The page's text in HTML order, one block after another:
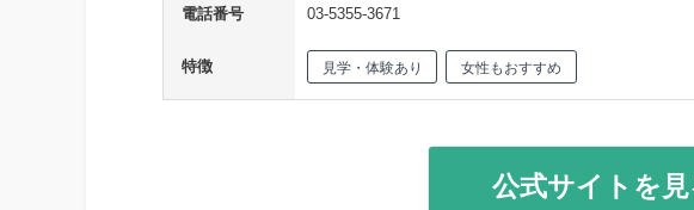
電話番号 03-5355-3671
特徴 見学・体験あり 女性もおすすめ
公式サイトを見